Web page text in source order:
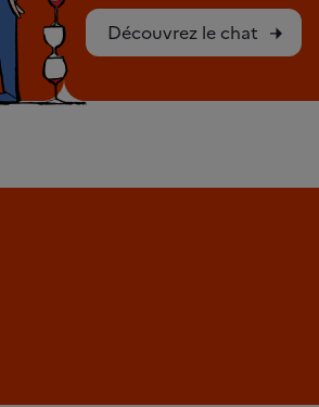
Découvrez le chat